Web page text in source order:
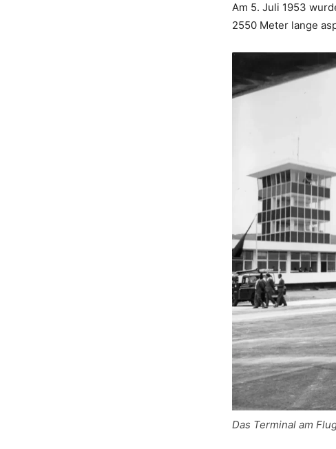
Am 5. Juli 1953
2550 Meter lange
Das Terminal am